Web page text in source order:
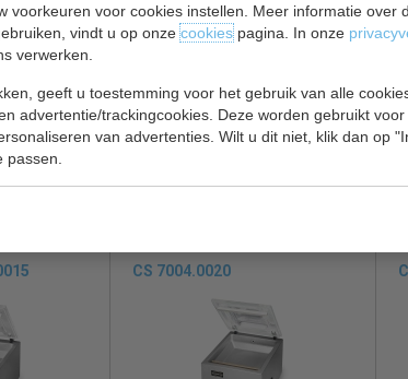
voorkeuren voor cookies instellen. Meer informatie over
vindt u op onzecookiespagina. In onze
verwerken.
geeft u toestemming voor het gebruik van alle
advertentie/trackingcookies. Deze worden gebruikt
van advertenties. Wilt u dit niet, klik dan op
uur
€ 1876,00
Vacumeermachine |
vacuümpomp 8 m³/uur |
sealbalk 31 cm
CS 7004.0020